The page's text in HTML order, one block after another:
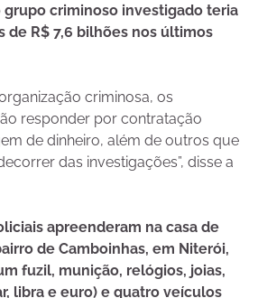
grupo criminoso investigado teria
de R$ 7,6 bilhões nos últimos
criminosa, os
responder por contratação
de dinheiro, além de outros que
das investigações”, disse a
apreenderam na casa de
de Camboinhas, em Niterói,
fuzil, munição, relógios, joias,
libra e euro) e quatro veículos